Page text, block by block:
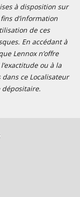
à disposition sur
d’information
de ces
En accédant à
Lennox n’offre
ou à la
ce Localisateur
dépositaire.